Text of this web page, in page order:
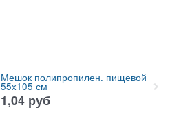
Мешок полипропилен. пищевой
55x105 см
1,04 руб